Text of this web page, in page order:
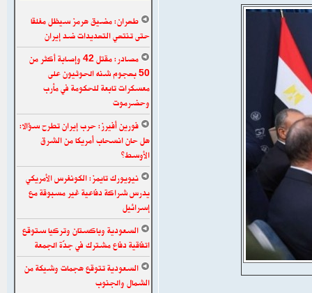
طهران: مضيق هرمز سيظل مغلقا
حتى تنتهي التهديدات ضد إيران
مصادر: مقتل 42 وإصابة أكثر من
50 بهجوم شنه الحوثيون على
معسكرات تابعة للحكومة في مأرب
وحضرموت
فورين أفيرز: حرب إيران تطرح سؤالا:
هل حان انسحاب أمريكا من الشرق
الأوسط؟
نيويورك تايمز: الكونغرس الأمريكي
يدرس شراكة دفاعية غير مسبوقة مع
إسرائيل
السعودية وباكستان وتركيا ستوقع
اتفاقية دفاع مشترك في جدّة الجمعة
السعودية تتوقع هجمات وشيكة من
الشمال والجنوب